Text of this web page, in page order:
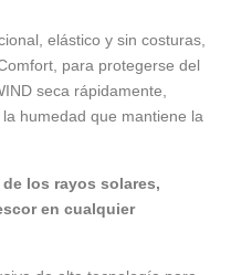
elástico y sin costuras,
para protegerse del
seca rápidamente,
humedad que mantiene la
los rayos solares,
en cualquier